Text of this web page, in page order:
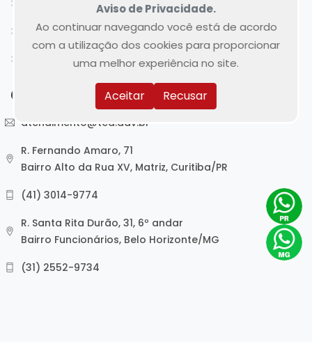
Publicações
Contato
atendimento@tea.adv.br
R. Fernando Amaro, 71
Bairro Alto da Rua XV, Matriz, Curitiba/PR
(41) 3014-9774
R. Santa Rita Durão, 31, 6º andar
Bairro Funcionários, Belo Horizonte/MG
(31) 2552-9734
Aviso de Privacidade.
Ao continuar navegando você está de acordo
com a utilização dos cookies para proporcionar
uma melhor experiência no site.
Aceitar Recusar